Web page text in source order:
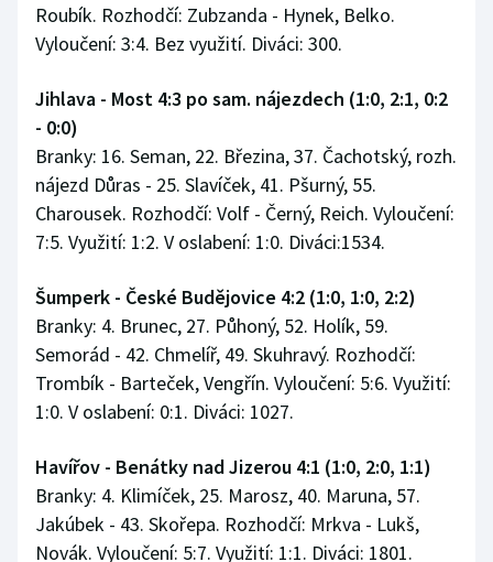
Roubík. Rozhodčí: Zubzanda - Hynek, Belko.
Vyloučení: 3:4. Bez využití. Diváci: 300.
Jihlava - Most 4:3 po sam. nájezdech (1:0, 2:1, 0:2
- 0:0)
Branky: 16. Seman, 22. Březina, 37. Čachotský, rozh.
nájezd Důras - 25. Slavíček, 41. Pšurný, 55.
Charousek. Rozhodčí: Volf - Černý, Reich. Vyloučení:
7:5. Využití: 1:2. V oslabení: 1:0. Diváci:1534.
Šumperk - České Budějovice 4:2 (1:0, 1:0, 2:2)
Branky: 4. Brunec, 27. Půhoný, 52. Holík, 59.
Semorád - 42. Chmelíř, 49. Skuhravý. Rozhodčí:
Trombík - Barteček, Vengřín. Vyloučení: 5:6. Využití:
1:0. V oslabení: 0:1. Diváci: 1027.
Havířov - Benátky nad Jizerou 4:1 (1:0, 2:0, 1:1)
Branky: 4. Klimíček, 25. Marosz, 40. Maruna, 57.
Jakúbek - 43. Skořepa. Rozhodčí: Mrkva - Lukš,
Novák. Vyloučení: 5:7. Využití: 1:1. Diváci: 1801.